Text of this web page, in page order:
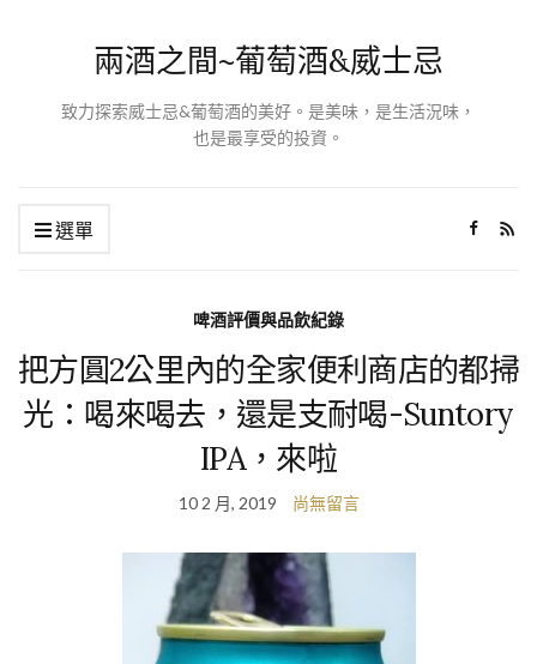
兩酒之間~葡萄酒&威士忌
致力探索威士忌&葡萄酒的美好。是美味，是生活況味，
也是最享受的投資。
選單
啤酒評價與品飲紀錄
把方圓2公里內的全家便利商店的都掃
光：喝來喝去，還是支耐喝-Suntory
IPA，來啦
10 2 月, 2019 尚無留言